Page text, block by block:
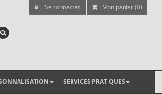
Se connecter Mon panier (0)
SERVICES PRATIQUES